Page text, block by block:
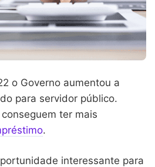
o Governo aumentou a
para servidor público.
ter mais
.
interessante para